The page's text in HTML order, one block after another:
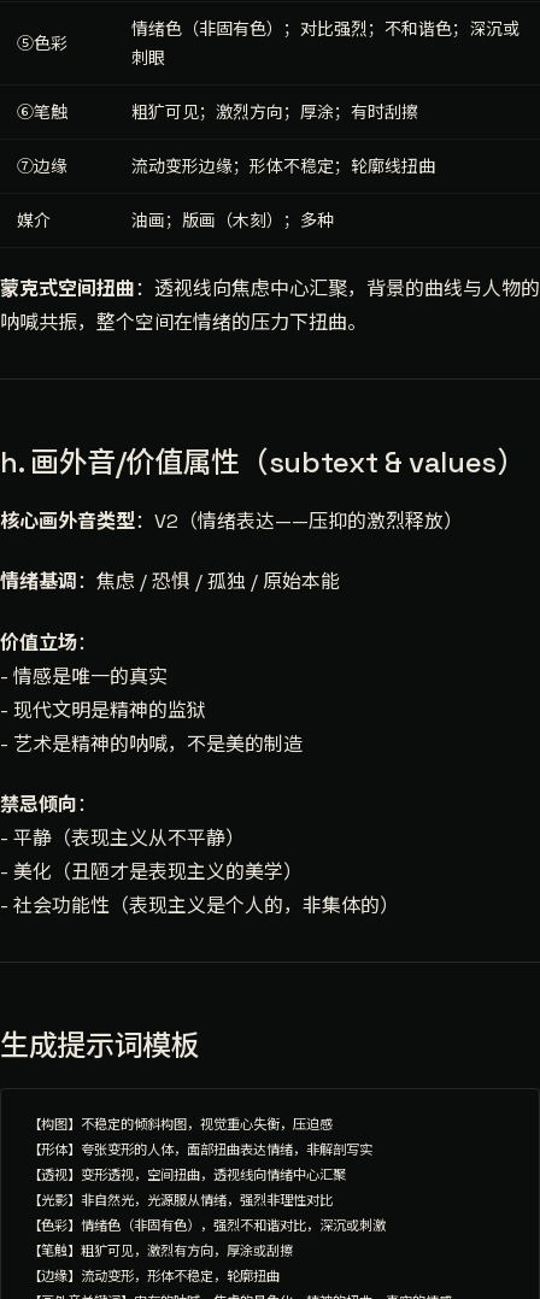
⑤色彩
情绪色（非固有色）；对比强烈；不和谐色；深沉或
刺眼
⑥笔触 粗犷可见；激烈方向；厚涂；有时刮擦
⑦边缘 流动变形边缘；形体不稳定；轮廓线扭曲
媒介 油画；版画（木刻）；多种
蒙克式空间扭曲：透视线向焦虑中心汇聚，背景的曲线与人物的
呐喊共振，整个空间在情绪的压力下扭曲。
h. 画外音/价值属性（subtext & values）
核心画外音类型：V2（情绪表达——压抑的激烈释放）
情绪基调：焦虑 / 恐惧 / 孤独 / 原始本能
价值立场：
- 情感是唯一的真实
- 现代文明是精神的监狱
- 艺术是精神的呐喊，不是美的制造
禁忌倾向：
- 平静（表现主义从不平静）
- 美化（丑陋才是表现主义的美学）
- 社会功能性（表现主义是个人的，非集体的）
生成提示词模板
【构图】不稳定的倾斜构图，视觉重心失衡，压迫感
【形体】夸张变形的人体，面部扭曲表达情绪，非解剖写实
【透视】变形透视，空间扭曲，透视线向情绪中心汇聚
【光影】非自然光，光源服从情绪，强烈非理性对比
【色彩】情绪色（非固有色），强烈不和谐对比，深沉或刺激
【笔触】粗犷可见，激烈有方向，厚涂或刮擦
【边缘】流动变形，形体不稳定，轮廓扭曲